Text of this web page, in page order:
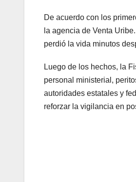
De acuerdo con los
la agencia de Venta
perdió la vida minutos
Luego de los hechos, la
personal ministerial,
autoridades estatales y
reforzar la vigilancia en